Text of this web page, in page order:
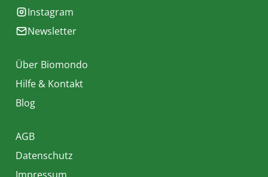
Instagram
Newsletter
Über Biomondo
Hilfe & Kontakt
Blog
AGB
Datenschutz